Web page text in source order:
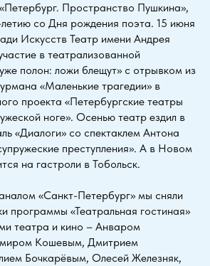
Пространство Пушкина»,
со Дня рождения поэта. 15 июня
Искусств Театр имени Андрея
в театрализованной
полон: ложи блещут» с отрывком из
«Маленькие трагедии» в
проекта «Петербургские театры
ноге». Осенью театр ездил в
«Диалоги» со спектаклем Антона
преступления». А в Новом
на гастроли в Тобольск.
«Санкт-Петербург» мы сняли
программы «Театральная гостиная»
театра и кино – Анваром
Кошевым, Дмитрием
Бочкарёвым, Олесей Железняк,